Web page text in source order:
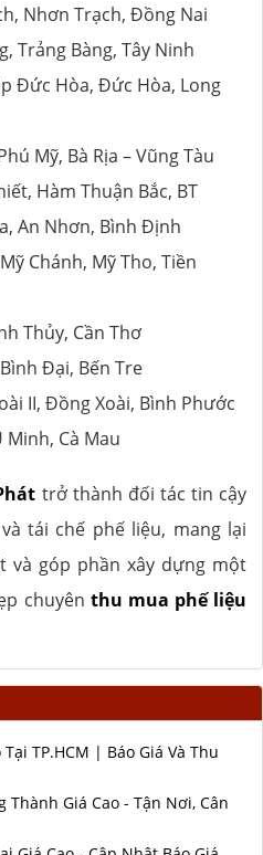
Nhơn Trạch, Đồng Nai
Trảng Bàng, Tây Ninh
Đức Hòa, Đức Hòa, Long
Mỹ, Bà Rịa – Vũng Tàu
Hàm Thuận Bắc, BT
An Nhơn, Bình Định
Chánh, Mỹ Tho, Tiền
Thủy, Cần Thơ
Đại, Bến Tre
II, Đồng Xoài, Bình Phước
Minh, Cà Mau
trở thành đối tác tin cậy
tái chế phế liệu, mang lại
và góp phần xây dựng một
chuyên thu mua phế liệu
TP.HCM | Báo Giá Và Thu
Thành Giá Cao - Tận Nơi, Cân